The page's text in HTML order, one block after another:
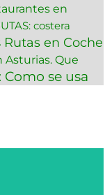
en
costera
Rutas en Coche
Asturias. Que
Como se usa